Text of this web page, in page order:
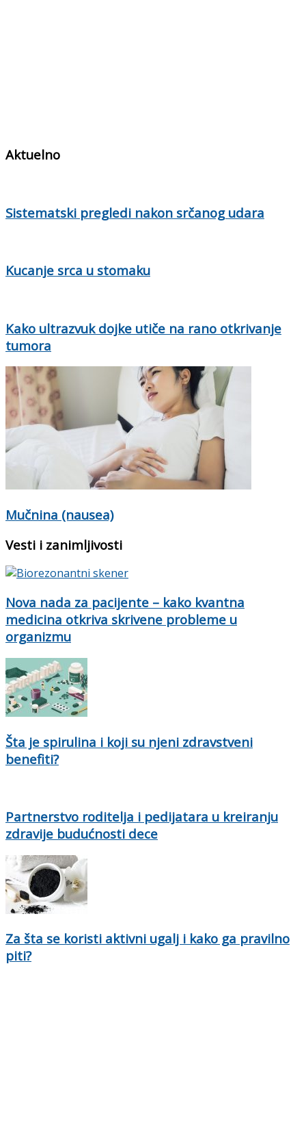
Aktuelno
Sistematski pregledi nakon srčanog udara
Kucanje srca u stomaku
Kako ultrazvuk dojke utiče na rano otkrivanje
tumora
Mučnina (nausea)
Vesti i zanimljivosti
Nova nada za pacijente – kako kvantna
medicina otkriva skrivene probleme u
organizmu
Šta je spirulina i koji su njeni zdravstveni
benefiti?
Partnerstvo roditelja i pedijatara u kreiranju
zdravije budućnosti dece
Za šta se koristi aktivni ugalj i kako ga pravilno
piti?